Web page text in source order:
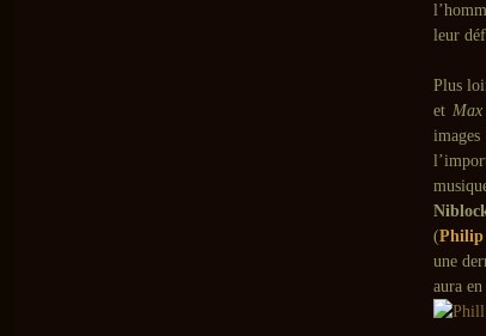
leur
Plus
etMax
(Philip
une
aura